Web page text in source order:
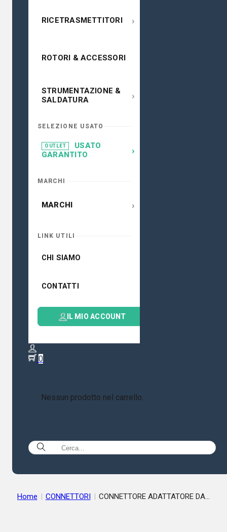
RICETRASMETTITORI ›
ROTORI & ACCESSORI
STRUMENTAZIONE &
SALDATURA
›
SELEZIONE USATO
OUTLET
USATO
GARANTITO
›
MARCHI
MARCHI ›
LINK UTILI
CHI SIAMO
CONTATTI
IL MIO ACCOUNT
0
Nessun prodotto nel carrello.
Home | CONNETTORI | CONNETTORE ADATTATORE DA